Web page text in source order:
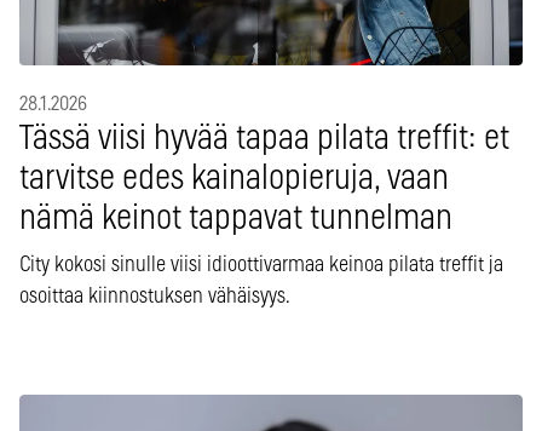
28.1.2026
Tässä viisi hyvää tapaa pilata treffit: et
tarvitse edes kainalopieruja, vaan
nämä keinot tappavat tunnelman
City kokosi sinulle viisi idioottivarmaa keinoa pilata treffit ja
osoittaa kiinnostuksen vähäisyys.